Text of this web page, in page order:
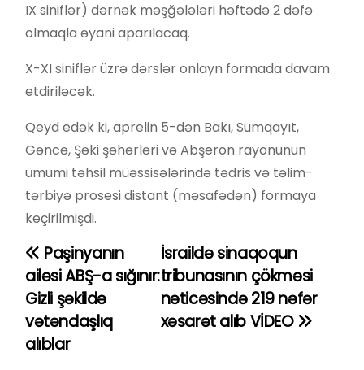
IX siniflər) dərnək məşğələləri həftədə 2 dəfə
olmaqla əyani aparılacaq.
X-XI siniflər üzrə dərslər onlayn formada davam
etdiriləcək.
Qeyd edək ki, aprelin 5-dən Bakı, Sumqayıt,
Gəncə, Şəki şəhərləri və Abşeron rayonunun
ümumi təhsil müəssisələrində tədris və təlim-
tərbiyə prosesi distant (məsafədən) formaya
keçirilmişdi.
Y
a
z
İsraildə sinaqoqun
tribunasının çökməsi
nəticəsində 219 nəfər
xəsarət alıb VİDEO
Paşinyanın
ailəsi ABŞ-a sığınır:
Gizli şəkildə
vətəndaşlıq
alıblar